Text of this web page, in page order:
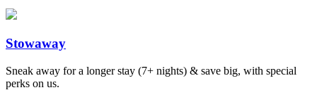
Stowaway
Sneak away for a longer stay (7+ nights) & save big, with special
perks on us.